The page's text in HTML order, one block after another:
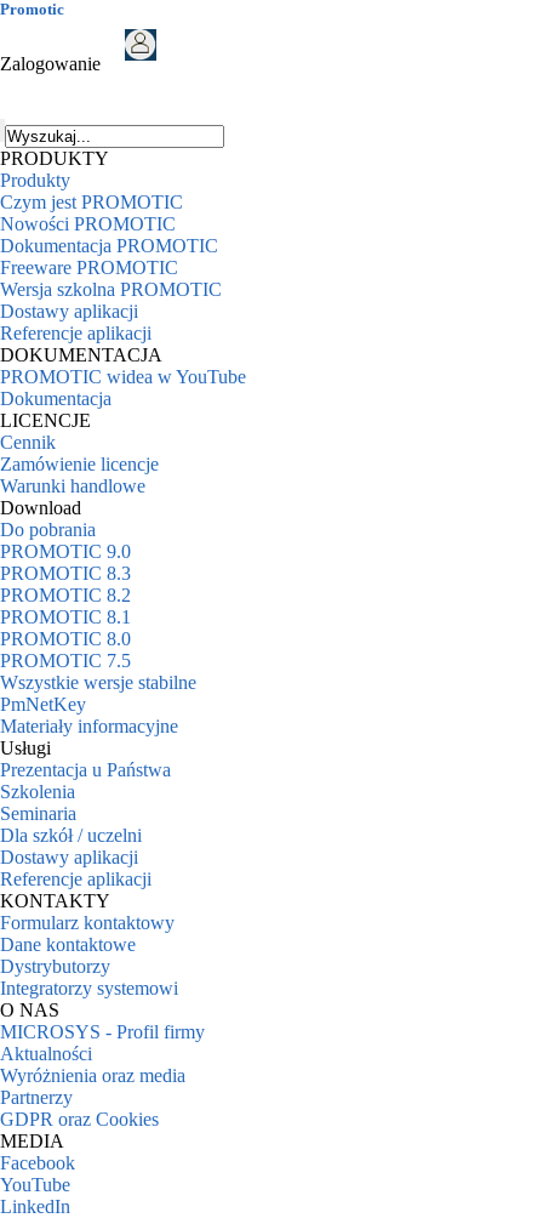
Promotic
Zalogowanie
PRODUKTY
Produkty
Czym jest PROMOTIC
Nowości PROMOTIC
Dokumentacja PROMOTIC
Freeware PROMOTIC
Wersja szkolna PROMOTIC
Dostawy aplikacji
Referencje aplikacji
DOKUMENTACJA
PROMOTIC widea w YouTube
Dokumentacja
LICENCJE
Cennik
Zamówienie licencje
Warunki handlowe
Download
Do pobrania
PROMOTIC 9.0
PROMOTIC 8.3
PROMOTIC 8.2
PROMOTIC 8.1
PROMOTIC 8.0
PROMOTIC 7.5
Wszystkie wersje stabilne
PmNetKey
Materiały informacyjne
Usługi
Prezentacja u Państwa
Szkolenia
Seminaria
Dla szkół / uczelni
Dostawy aplikacji
Referencje aplikacji
KONTAKTY
Formularz kontaktowy
Dane kontaktowe
Dystrybutorzy
Integratorzy systemowi
O NAS
MICROSYS - Profil firmy
Aktualności
Wyróżnienia oraz media
Partnerzy
GDPR oraz Cookies
MEDIA
Facebook
YouTube
LinkedIn